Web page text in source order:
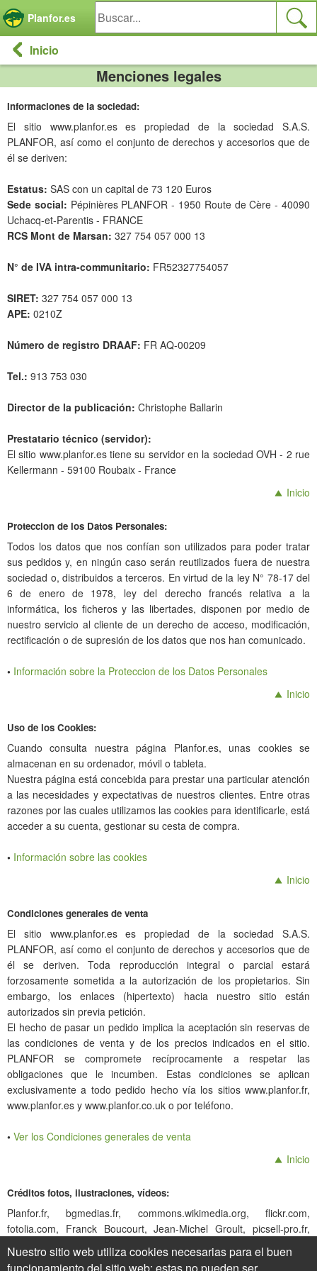
Planfor.es
Inicio
Menciones legales
Informaciones de la sociedad:
El sitio www.planfor.es es propiedad de la sociedad S.A.S.
PLANFOR, así como el conjunto de derechos y accesorios que de
él se deriven:
Estatus: SAS con un capital de 73 120 Euros
Sede social: Pépinières PLANFOR - 1950 Route de Cère - 40090
Uchacq-et-Parentis - FRANCE
RCS Mont de Marsan: 327 754 057 000 13
N° de IVA intra-communitario: FR52327754057
SIRET: 327 754 057 000 13
APE: 0210Z
Número de registro DRAAF: FR AQ-00209
Tel.: 913 753 030
Director de la publicación: Christophe Ballarin
Prestatario técnico (servidor):
El sitio www.planfor.es tiene su servidor en la sociedad OVH - 2 rue
Kellermann - 59100 Roubaix - France
Inicio
Proteccion de los Datos Personales:
Todos los datos que nos confían son utilizados para poder tratar
sus pedidos y, en ningún caso serán reutilizados fuera de nuestra
sociedad o, distribuidos a terceros. En virtud de la ley N° 78-17 del
6 de enero de 1978, ley del derecho francés relativa a la
informática, los ficheros y las libertades, disponen por medio de
nuestro servicio al cliente de un derecho de acceso, modificación,
rectificación o de supresión de los datos que nos han comunicado.
• Información sobre la Proteccion de los Datos Personales
Inicio
Uso de los Cookies:
Cuando consulta nuestra página Planfor.es, unas cookies se
almacenan en su ordenador, móvil o tableta.
Nuestra página está concebida para prestar una particular atención
a las necesidades y expectativas de nuestros clientes. Entre otras
razones por las cuales utilizamos las cookies para identificarle, está
acceder a su cuenta, gestionar su cesta de compra.
• Información sobre las cookies
Inicio
Condiciones generales de venta
El sitio www.planfor.es es propiedad de la sociedad S.A.S.
PLANFOR, así como el conjunto de derechos y accesorios que de
él se deriven. Toda reproducción integral o parcial estará
forzosamente sometida a la autorización de los propietarios. Sin
embargo, los enlaces (hipertexto) hacia nuestro sitio están
autorizados sin previa petición.
El hecho de pasar un pedido implica la aceptación sin reservas de
las condiciones de venta y de los precios indicados en el sitio.
PLANFOR se compromete recíprocamente a respetar las
obligaciones que le incumben. Estas condiciones se aplican
exclusivamente a todo pedido hecho vía los sitios www.planfor.fr,
www.planfor.es y www.planfor.co.uk o por teléfono.
• Ver los Condiciones generales de venta
Inicio
Créditos fotos, ilustraciones, vídeos:
Planfor.fr, bgmedias.fr, commons.wikimedia.org, flickr.com,
fotolia.com, Franck Boucourt, Jean-Michel Groult, picsell-pro.fr,
shutterstock.com, stock.adobe.com, visionspictures.com
Panel de gestión de cookies
Nuestro sitio web utiliza cookies necesarias para el buen